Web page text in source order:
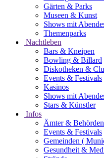
Gärten & Parks
Museen & Kunst
Shows mit
Themenparks
Nachtleben
Bars & Kneipen
Bowling & Billard
Diskotheken &
Events & Festivals
Kasinos
Shows mit
Stars & Künstler
Infos
Ämter & Behörden
Events & Festivals
Gemeinden (
Gesundheit &